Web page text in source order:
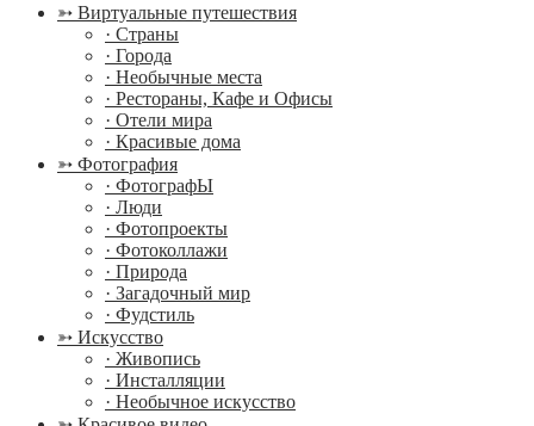
➳ Виртуальные путешествия
· Страны
· Города
· Необычные места
· Рестораны, Кафе и Офисы
· Отели мира
· Красивые дома
➳ Фотография
· ФотографЫ
· Люди
· Фотопроекты
· Фотоколлажи
· Природа
· Загадочный мир
· Фудстиль
➳ Искусство
· Живопись
· Инсталляции
· Необычное искусство